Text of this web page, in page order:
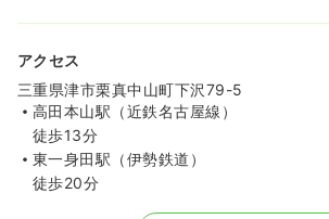
アクセス
三重県津市栗真中山町下沢79-5
高田本山駅（近鉄名古屋線）
徒歩13分
東一身田駅（伊勢鉄道）
徒歩20分